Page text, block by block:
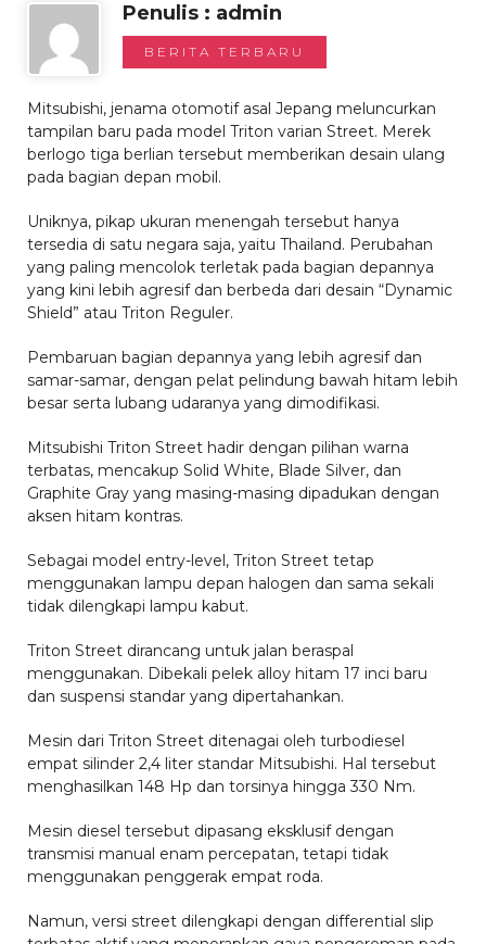
Penulis : admin
BERITA TERBARU
Mitsubishi, jenama otomotif asal Jepang meluncurkan
tampilan baru pada model Triton varian Street. Merek
berlogo tiga berlian tersebut memberikan desain ulang
pada bagian depan mobil.
Uniknya, pikap ukuran menengah tersebut hanya
tersedia di satu negara saja, yaitu Thailand. Perubahan
yang paling mencolok terletak pada bagian depannya
yang kini lebih agresif dan berbeda dari desain “Dynamic
Shield” atau Triton Reguler.
Pembaruan bagian depannya yang lebih agresif dan
samar-samar, dengan pelat pelindung bawah hitam lebih
besar serta lubang udaranya yang dimodifikasi.
Mitsubishi Triton Street hadir dengan pilihan warna
terbatas, mencakup Solid White, Blade Silver, dan
Graphite Gray yang masing-masing dipadukan dengan
aksen hitam kontras.
Sebagai model entry-level, Triton Street tetap
menggunakan lampu depan halogen dan sama sekali
tidak dilengkapi lampu kabut.
Triton Street dirancang untuk jalan beraspal
menggunakan. Dibekali pelek alloy hitam 17 inci baru
dan suspensi standar yang dipertahankan.
Mesin dari Triton Street ditenagai oleh turbodiesel
empat silinder 2,4 liter standar Mitsubishi. Hal tersebut
menghasilkan 148 Hp dan torsinya hingga 330 Nm.
Mesin diesel tersebut dipasang eksklusif dengan
transmisi manual enam percepatan, tetapi tidak
menggunakan penggerak empat roda.
Namun, versi street dilengkapi dengan differential slip